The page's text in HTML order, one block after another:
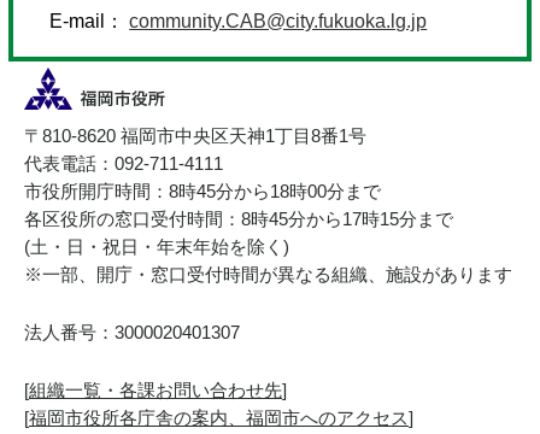
E-mail：community.CAB@city.fukuoka.lg.jp
〒810-8620 福岡市中央区天神1丁目8番1号
代表電話：092-711-4111
市役所開庁時間：8時45分から18時00分まで
各区役所の窓口受付時間：8時45分から17時15分まで
(土・日・祝日・年末年始を除く)
※一部、開庁・窓口受付時間が異なる組織、施設があります
法人番号：3000020401307
[組織一覧・各課お問い合わせ先]
[福岡市役所各庁舎の案内、福岡市へのアクセス]